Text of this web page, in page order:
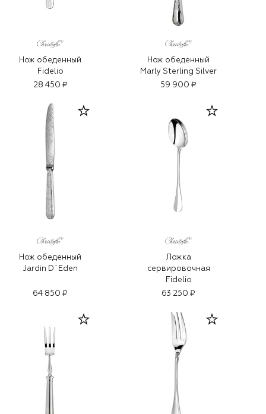
Нож обеденный
Fidelio
28 450 ₽
Нож обеденный
Marly Sterling Silver
59 900 ₽
Нож обеденный
Jardin D`Eden
64 850 ₽
Ложка
сервировочная
Fidelio
63 250 ₽